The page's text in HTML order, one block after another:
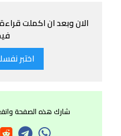
الان وبعد ان اكملت
اختبر
شارك هذه الصفحة